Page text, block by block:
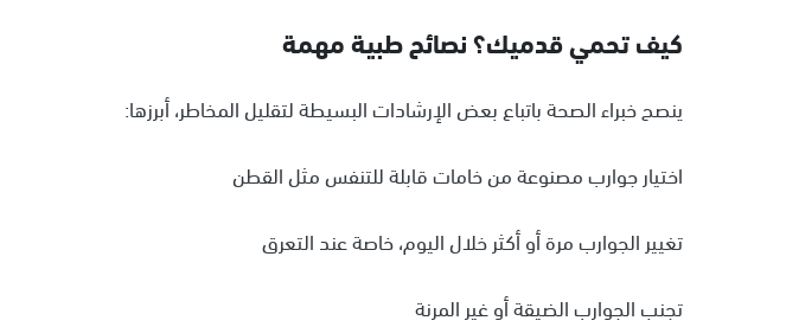
كيف تحمي قدميك؟ نصائح طبية مهمة
ينصح خبراء الصحة باتباع بعض الإرشادات البسيطة لتقليل المخاطر، أبرزها:
اختيار جوارب مصنوعة من خامات قابلة للتنفس مثل القطن
تغيير الجوارب مرة أو أكثر خلال اليوم، خاصة عند التعرق
تجنب الجوارب الضيقة أو غير المرنة